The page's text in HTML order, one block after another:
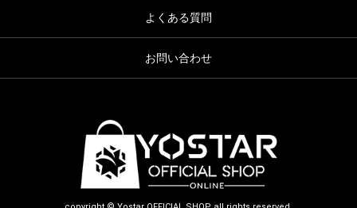
よくある質問
お問い合わせ